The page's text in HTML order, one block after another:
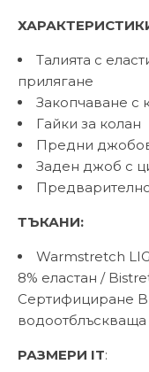
Талията с
прилягане
Закопчаване с
Гайки за колан
Предни
Заден джоб с
ТЪКАНИ:
Warmstretch
8% еластан /
Сертифициране
водоотблъскваща
РАЗМЕРИ IT: